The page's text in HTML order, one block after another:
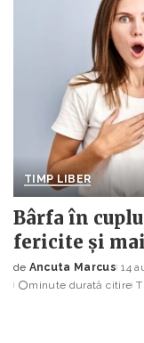
TIMP LIBER
Bârfa în
fericite și
Posted
by
de Ancuta Marcus 14
minute durată citire